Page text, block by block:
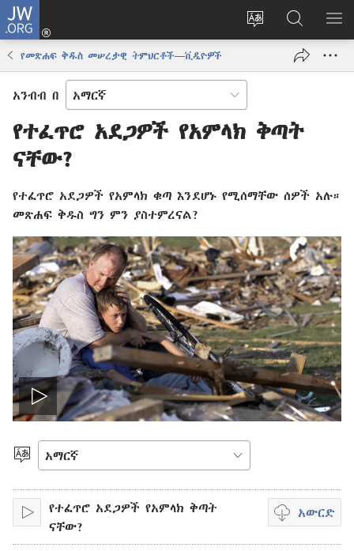
JW.ORG
የድረ
ግባ
(አዲስ
JW.ORG
ላይ
መፈለጊያ
የመጽሐፍ ቅዱስ መሠረታዊ ትምህርቶች—ቪዲዮዎች
አንብብ በ
የተፈጥሮ አደጋዎች የአምላክ ቅጣት
ናቸው?
የተፈጥሮ አደጋዎች የአምላክ ቁጣ እንደሆኑ የሚሰማቸው ሰዎች አሉ።
መጽሐፍ ቅዱስ ግን ምን ያስተምረናል?
ቪዲዮውን
አጫውት
ቋንቋ
ምረጥ
አጫውት
የተፈጥሮ አደጋዎች የአምላክ ቅጣት
ናቸው?
አውርድ
ቪዲዮ